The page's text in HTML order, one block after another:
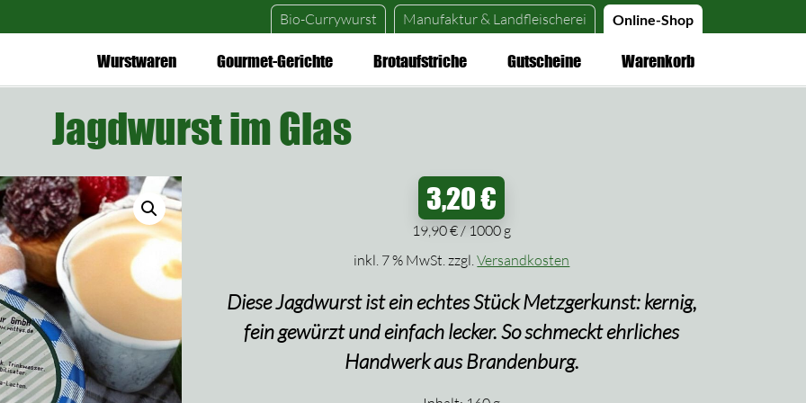
Bio-Currywurst Manufaktur & Landfleischerei Online-Shop
Wurstwaren Gourmet-Gerichte Brotaufstriche Gutscheine Warenkorb
Jagdwurst im Glas
3,20€
19,90€/ 1000 g
inkl. 7 % MwSt.zzgl.Versandkosten
Diese Jagdwurst ist ein echtes Stück Metzgerkunst: kernig,
fein gewürzt und einfach lecker. So schmeckt ehrliches
Handwerk aus Brandenburg.